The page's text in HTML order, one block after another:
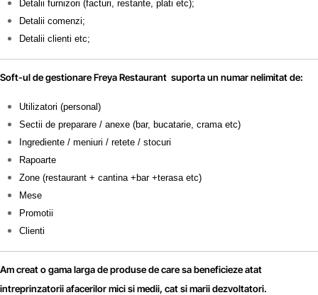
Detalii furnizori (facturi, restante, plati etc);
Detalii comenzi;
Detalii clienti etc;
Soft-ul de gestionare Freya Restaurant suporta un numar nelimitat de:
Utilizatori (personal)
Sectii de preparare / anexe (bar, bucatarie, crama etc)
Ingrediente / meniuri / retete / stocuri
Rapoarte
Zone (restaurant + cantina +bar +terasa etc)
Mese
Promotii
Clienti
Am creat o gama larga de produse de care sa beneficieze atat
intreprinzatorii afacerilor mici si medii, cat si marii dezvoltatori.